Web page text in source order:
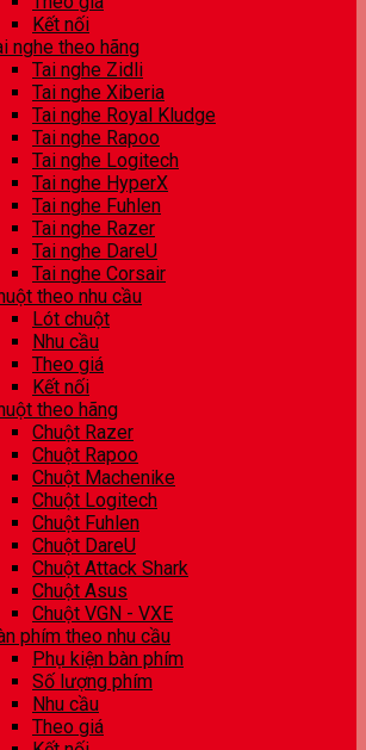
Kết nối
nghe theo hãng
Tai nghe Zidli
Tai nghe Xiberia
Tai nghe Royal Kludge
Tai nghe Rapoo
Tai nghe Logitech
Tai nghe HyperX
Tai nghe Fuhlen
Tai nghe Razer
Tai nghe DareU
Tai nghe Corsair
theo nhu cầu
Lót chuột
Nhu cầu
Theo giá
Kết nối
theo hãng
Chuột Razer
Chuột Rapoo
Chuột Machenike
Chuột Logitech
Chuột Fuhlen
Chuột DareU
Chuột Attack Shark
Chuột Asus
Chuột VGN - VXE
phím theo nhu cầu
Phụ kiện bàn phím
Số lượng phím
Nhu cầu
Theo giá